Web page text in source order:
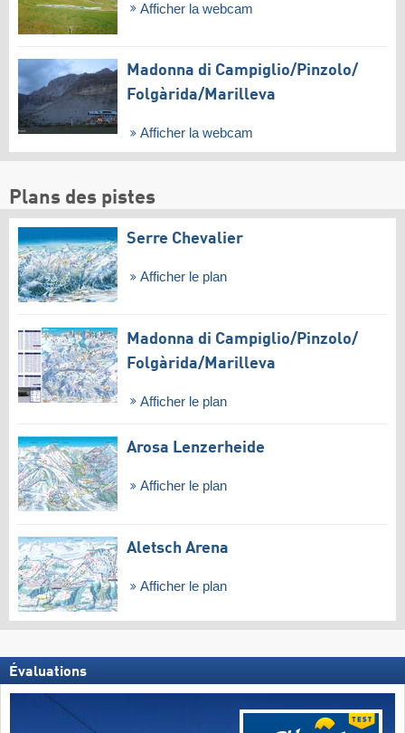
Afficher la webcam
Madonna di Campiglio/​Pinzolo/​
Folgàrida/​Marilleva
Afficher la webcam
Plans des pistes
Serre Chevalier
Afficher le plan
Madonna di Campiglio/​Pinzolo/​
Folgàrida/​Marilleva
Afficher le plan
Arosa Lenzerheide
Afficher le plan
Aletsch Arena
Afficher le plan
Évaluations